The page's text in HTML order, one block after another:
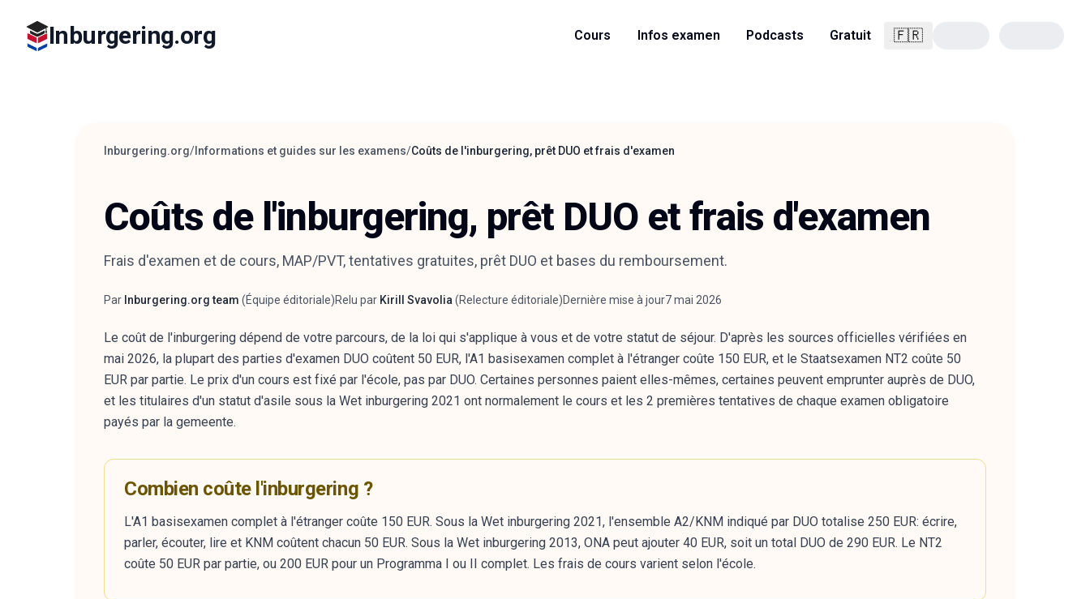
Inburgering.org Cours Infos examen Podcasts Gratuit 🇫🇷Français
Inburgering.org/ Informations et guides sur les examens/Coûts de l'inburgering, prêt DUO et frais d'examen
Coûts de l'inburgering, prêt DUO et frais d'examen
Frais d'examen et de cours, MAP/PVT, tentatives gratuites, prêt DUO et bases du remboursement.
Auteur
Par Inburgering.org team (Équipe éditoriale)
Relecteur
Relu par Kirill Svavolia (Relecture éditoriale)Dernière mise à jour7 mai 2026
Le coût de l'inburgering dépend de votre parcours, de la loi qui s'applique à vous et de votre statut de séjour. D'après les sources officielles vérifiées en
mai 2026, la plupart des parties d'examen DUO coûtent 50 EUR, l'A1 basisexamen complet à l'étranger coûte 150 EUR, et le Staatsexamen NT2 coûte 50
EUR par partie. Le prix d'un cours est fixé par l'école, pas par DUO. Certaines personnes paient elles-mêmes, certaines peuvent emprunter auprès de DUO,
et les titulaires d'un statut d'asile sous la Wet inburgering 2021 ont normalement le cours et les 2 premières tentatives de chaque examen obligatoire
payés par la gemeente.
Combien coûte l'inburgering ?
L'A1 basisexamen complet à l'étranger coûte 150 EUR. Sous la Wet inburgering 2021, l'ensemble A2/KNM indiqué par DUO totalise 250 EUR: écrire,
parler, écouter, lire et KNM coûtent chacun 50 EUR. Sous la Wet inburgering 2013, ONA peut ajouter 40 EUR, soit un total DUO de 290 EUR. Le NT2
coûte 50 EUR par partie, ou 200 EUR pour un Programma I ou II complet. Les frais de cours varient selon l'école.